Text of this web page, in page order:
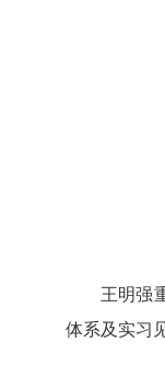
王明强
体系及实习